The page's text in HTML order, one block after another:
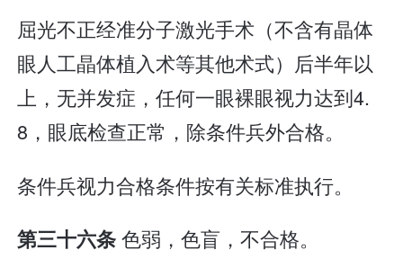
屈光不正经准分子激光手术（不含有晶体
眼人工晶体植入术等其他术式）后半年以
上，无并发症，任何一眼裸眼视力达到4.
8，眼底检查正常，除条件兵外合格。
条件兵视力合格条件按有关标准执行。
第三十六条色弱，色盲，不合格。